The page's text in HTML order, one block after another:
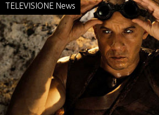
TELEVISIONE News